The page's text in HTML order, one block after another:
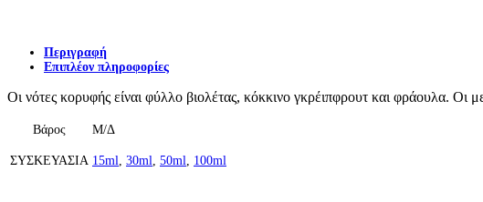
Περιγραφή
Επιπλέον πληροφορίες
Οι νότες κορυφής είναι φύλλο βιολέτας, κόκκινο γκρέιπφρουτ και φράουλα. Οι
Βάρος Μ/Δ
ΣΥΣΚΕΥΑΣΙΑ 15ml, 30ml, 50ml, 100ml